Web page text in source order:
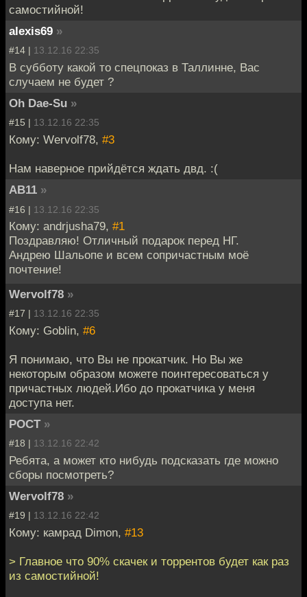
самостийной!
alexis69 »
#14 | 13.12.16 22:35
В субботу какой то спецпоказ в Таллинне, Вас
случаем не будет ?
Oh Dae-Su »
#15 | 13.12.16 22:35
Кому: Wervolf78, #3
Нам наверное прийдётся ждать двд. :(
AB11 »
#16 | 13.12.16 22:35
Кому: andrjusha79, #1
Поздравляю! Отличный подарок перед НГ.
Андрею Шальопе и всем сопричастным моё
почтение!
Wervolf78 »
#17 | 13.12.16 22:35
Кому: Goblin, #6
Я понимаю, что Вы не прокатчик. Но Вы же
некоторым образом можете поинтересоваться у
причастных людей.Ибо до прокатчика у меня
доступа нет.
POCT »
#18 | 13.12.16 22:42
Ребята, а может кто нибудь подсказать где можно
сборы посмотреть?
Wervolf78 »
#19 | 13.12.16 22:42
Кому: камрад Dimon, #13
> Главное что 90% скачек и торрентов будет как раз
из самостийной!